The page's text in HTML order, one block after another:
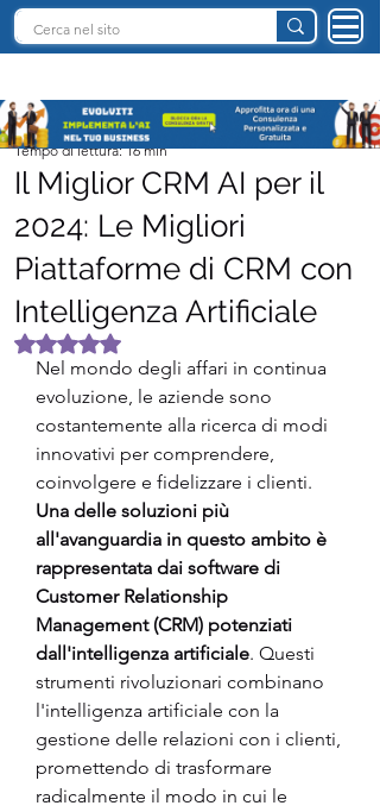
Il Miglior CRM AI per il
2024: Le Migliori
Piattaforme di CRM con
Intelligenza Artificiale
Team I.A. Italia
Tempo di lettura: 16 min
Valutazione NaN stelle su 5.
Nel mondo degli affari in continua
evoluzione, le aziende sono
costantemente alla ricerca di modi
innovativi per comprendere,
coinvolgere e fidelizzare i clienti.
Una delle soluzioni più
all'avanguardia in questo ambito è
rappresentata dai software di
Customer Relationship
Management (CRM) potenziati
dall'intelligenza artificiale. Questi
strumenti rivoluzionari combinano
l'intelligenza artificiale con la
gestione delle relazioni con i clienti,
promettendo di trasformare
radicalmente il modo in cui le